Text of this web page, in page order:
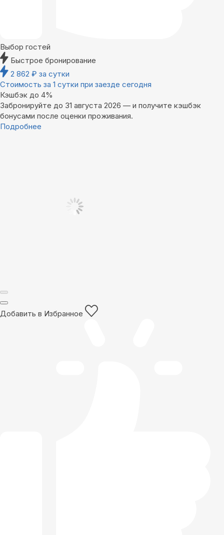
Выбор гостей
Быстрое бронирование
2 862 ₽ за сутки
Стоимость за 1 сутки при заезде сегодня
Кэшбэк до 4%
Забронируйте до 31 августа 2026 — и получите кэшбэк
бонусами после оценки проживания.
Подробнее
Добавить в Избранное